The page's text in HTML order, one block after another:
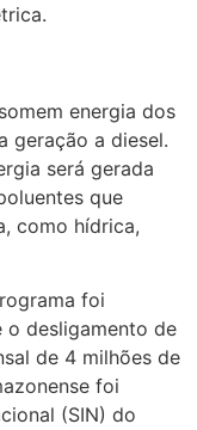
energia dos
geração a diesel.
será gerada
que
como hídrica,
foi
o desligamento de
de 4 milhões de
foi
(SIN) do